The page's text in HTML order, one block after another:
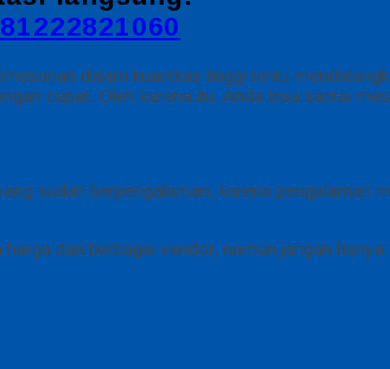
dalam kuantitas tinggi tentu
cepat. Oleh karena itu, Anda bisa santai
sudah berpengalaman, karena pengalaman
dari berbagai vendor, namun jangan